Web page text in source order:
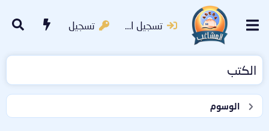
تسجيل الدخول تسجيل
الكتب
الوسوم